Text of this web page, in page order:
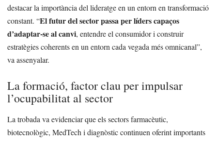
destacar la importància del lideratge en un entorn en transformació
constant. “El futur del sector passa per líders capaços
d’adaptar-se al canvi, entendre el consumidor i construir
estratègies coherents en un entorn cada vegada més omnicanal”,
va assenyalar.
La formació, factor clau per impulsar
l’ocupabilitat al sector
La trobada va evidenciar que els sectors farmacèutic,
biotecnològic, MedTech i diagnòstic continuen oferint importants